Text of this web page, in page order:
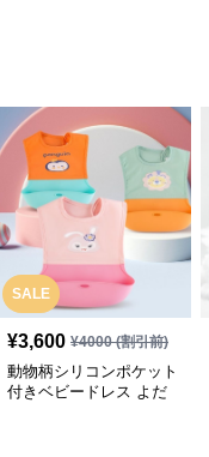
SALE
¥3,600 ¥4000(割引前)
動物柄シリコンポケット
付きベビードレス よだ